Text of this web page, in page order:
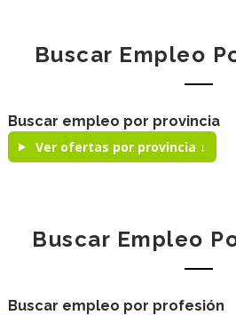
Buscar Empleo
Buscar empleo por provincia
Ver ofertas por provincia ↓
Buscar Empleo
Buscar empleo por profesión